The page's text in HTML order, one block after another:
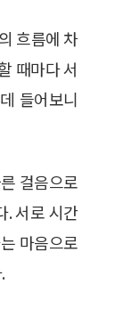
흐름에 차
때마다 서
들어보니
걸음으로
. 서로 시간
마음으로